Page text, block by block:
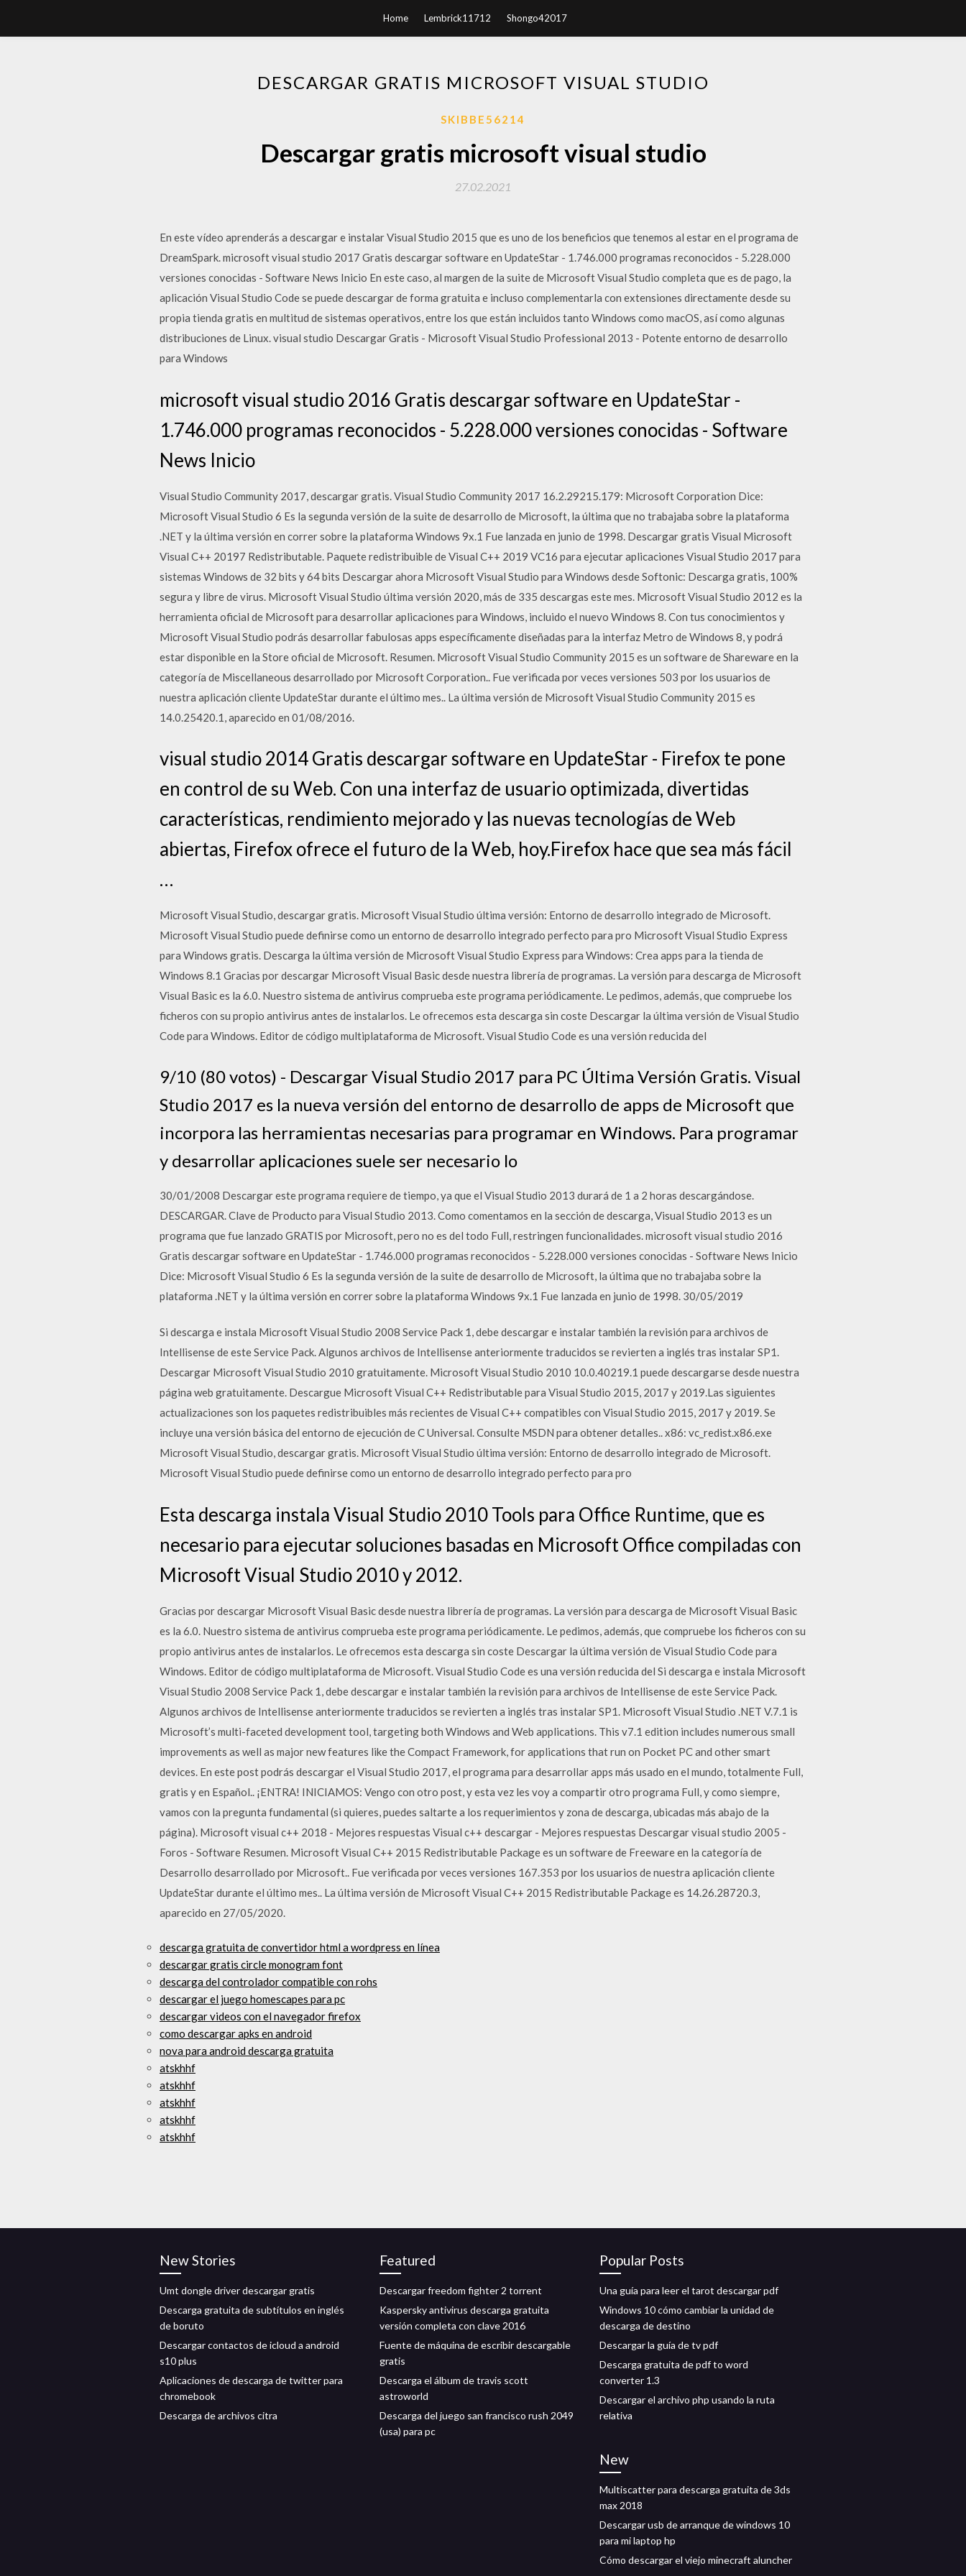
Home Lembrick11712 Shongo42017
DESCARGAR GRATIS MICROSOFT VISUAL STUDIO
SKIBBE56214
Descargar gratis microsoft visual studio
27.02.2021
En este vídeo aprenderás a descargar e instalar Visual Studio 2015 que es uno de los beneficios que tenemos al estar en el programa de
DreamSpark. microsoft visual studio 2017 Gratis descargar software en UpdateStar - 1.746.000 programas reconocidos - 5.228.000
versiones conocidas - Software News Inicio En este caso, al margen de la suite de Microsoft Visual Studio completa que es de pago, la
aplicación Visual Studio Code se puede descargar de forma gratuita e incluso complementarla con extensiones directamente desde su
propia tienda gratis en multitud de sistemas operativos, entre los que están incluidos tanto Windows como macOS, así como algunas
distribuciones de Linux. visual studio Descargar Gratis - Microsoft Visual Studio Professional 2013 - Potente entorno de desarrollo
para Windows
microsoft visual studio 2016 Gratis descargar software en UpdateStar -
1.746.000 programas reconocidos - 5.228.000 versiones conocidas - Software
News Inicio
Visual Studio Community 2017, descargar gratis. Visual Studio Community 2017 16.2.29215.179: Microsoft Corporation Dice:
Microsoft Visual Studio 6 Es la segunda versión de la suite de desarrollo de Microsoft, la última que no trabajaba sobre la plataforma
.NET y la última versión en correr sobre la plataforma Windows 9x.1 Fue lanzada en junio de 1998. Descargar gratis Visual Microsoft
Visual C++ 20197 Redistributable. Paquete redistribuible de Visual C++ 2019 VC16 para ejecutar aplicaciones Visual Studio 2017 para
sistemas Windows de 32 bits y 64 bits Descargar ahora Microsoft Visual Studio para Windows desde Softonic: Descarga gratis, 100%
segura y libre de virus. Microsoft Visual Studio última versión 2020, más de 335 descargas este mes. Microsoft Visual Studio 2012 es la
herramienta oficial de Microsoft para desarrollar aplicaciones para Windows, incluido el nuevo Windows 8. Con tus conocimientos y
Microsoft Visual Studio podrás desarrollar fabulosas apps específicamente diseñadas para la interfaz Metro de Windows 8, y podrá
estar disponible en la Store oficial de Microsoft. Resumen. Microsoft Visual Studio Community 2015 es un software de Shareware en la
categoría de Miscellaneous desarrollado por Microsoft Corporation.. Fue verificada por veces versiones 503 por los usuarios de
nuestra aplicación cliente UpdateStar durante el último mes.. La última versión de Microsoft Visual Studio Community 2015 es
14.0.25420.1, aparecido en 01/08/2016.
visual studio 2014 Gratis descargar software en UpdateStar - Firefox te pone
en control de su Web. Con una interfaz de usuario optimizada, divertidas
características, rendimiento mejorado y las nuevas tecnologías de Web
abiertas, Firefox ofrece el futuro de la Web, hoy.Firefox hace que sea más fácil
…
Microsoft Visual Studio, descargar gratis. Microsoft Visual Studio última versión: Entorno de desarrollo integrado de Microsoft.
Microsoft Visual Studio puede definirse como un entorno de desarrollo integrado perfecto para pro Microsoft Visual Studio Express
para Windows gratis. Descarga la última versión de Microsoft Visual Studio Express para Windows: Crea apps para la tienda de
Windows 8.1 Gracias por descargar Microsoft Visual Basic desde nuestra librería de programas. La versión para descarga de Microsoft
Visual Basic es la 6.0. Nuestro sistema de antivirus comprueba este programa periódicamente. Le pedimos, además, que compruebe los
ficheros con su propio antivirus antes de instalarlos. Le ofrecemos esta descarga sin coste Descargar la última versión de Visual Studio
Code para Windows. Editor de código multiplataforma de Microsoft. Visual Studio Code es una versión reducida del
9/10 (80 votos) - Descargar Visual Studio 2017 para PC Última Versión Gratis. Visual
Studio 2017 es la nueva versión del entorno de desarrollo de apps de Microsoft que
incorpora las herramientas necesarias para programar en Windows. Para programar
y desarrollar aplicaciones suele ser necesario lo
30/01/2008 Descargar este programa requiere de tiempo, ya que el Visual Studio 2013 durará de 1 a 2 horas descargándose.
DESCARGAR. Clave de Producto para Visual Studio 2013. Como comentamos en la sección de descarga, Visual Studio 2013 es un
programa que fue lanzado GRATIS por Microsoft, pero no es del todo Full, restringen funcionalidades. microsoft visual studio 2016
Gratis descargar software en UpdateStar - 1.746.000 programas reconocidos - 5.228.000 versiones conocidas - Software News Inicio
Dice: Microsoft Visual Studio 6 Es la segunda versión de la suite de desarrollo de Microsoft, la última que no trabajaba sobre la
plataforma .NET y la última versión en correr sobre la plataforma Windows 9x.1 Fue lanzada en junio de 1998. 30/05/2019
Si descarga e instala Microsoft Visual Studio 2008 Service Pack 1, debe descargar e instalar también la revisión para archivos de
Intellisense de este Service Pack. Algunos archivos de Intellisense anteriormente traducidos se revierten a inglés tras instalar SP1.
Descargar Microsoft Visual Studio 2010 gratuitamente. Microsoft Visual Studio 2010 10.0.40219.1 puede descargarse desde nuestra
página web gratuitamente. Descargue Microsoft Visual C++ Redistributable para Visual Studio 2015, 2017 y 2019.Las siguientes
actualizaciones son los paquetes redistribuibles más recientes de Visual C++ compatibles con Visual Studio 2015, 2017 y 2019. Se
incluye una versión básica del entorno de ejecución de C Universal. Consulte MSDN para obtener detalles.. x86: vc_redist.x86.exe
Microsoft Visual Studio, descargar gratis. Microsoft Visual Studio última versión: Entorno de desarrollo integrado de Microsoft.
Microsoft Visual Studio puede definirse como un entorno de desarrollo integrado perfecto para pro
Esta descarga instala Visual Studio 2010 Tools para Office Runtime, que es
necesario para ejecutar soluciones basadas en Microsoft Office compiladas con
Microsoft Visual Studio 2010 y 2012.
Gracias por descargar Microsoft Visual Basic desde nuestra librería de programas. La versión para descarga de Microsoft Visual Basic
es la 6.0. Nuestro sistema de antivirus comprueba este programa periódicamente. Le pedimos, además, que compruebe los ficheros con su
propio antivirus antes de instalarlos. Le ofrecemos esta descarga sin coste Descargar la última versión de Visual Studio Code para
Windows. Editor de código multiplataforma de Microsoft. Visual Studio Code es una versión reducida del Si descarga e instala Microsoft
Visual Studio 2008 Service Pack 1, debe descargar e instalar también la revisión para archivos de Intellisense de este Service Pack.
Algunos archivos de Intellisense anteriormente traducidos se revierten a inglés tras instalar SP1. Microsoft Visual Studio .NET V.7.1 is
Microsoft’s multi-faceted development tool, targeting both Windows and Web applications. This v7.1 edition includes numerous small
improvements as well as major new features like the Compact Framework, for applications that run on Pocket PC and other smart
devices. En este post podrás descargar el Visual Studio 2017, el programa para desarrollar apps más usado en el mundo, totalmente Full,
gratis y en Español.. ¡ENTRA! INICIAMOS: Vengo con otro post, y esta vez les voy a compartir otro programa Full, y como siempre,
vamos con la pregunta fundamental (si quieres, puedes saltarte a los requerimientos y zona de descarga, ubicadas más abajo de la
página). Microsoft visual c++ 2018 - Mejores respuestas Visual c++ descargar - Mejores respuestas Descargar visual studio 2005 -
Foros - Software Resumen. Microsoft Visual C++ 2015 Redistributable Package es un software de Freeware en la categoría de
Desarrollo desarrollado por Microsoft.. Fue verificada por veces versiones 167.353 por los usuarios de nuestra aplicación cliente
UpdateStar durante el último mes.. La última versión de Microsoft Visual C++ 2015 Redistributable Package es 14.26.28720.3,
aparecido en 27/05/2020.
descarga gratuita de convertidor html a wordpress en línea
descargar gratis circle monogram font
descarga del controlador compatible con rohs
descargar el juego homescapes para pc
descargar videos con el navegador firefox
como descargar apks en android
nova para android descarga gratuita
atskhhf
atskhhf
atskhhf
atskhhf
atskhhf
New Stories
Umt dongle driver descargar gratis
Descarga gratuita de subtítulos en inglés
de boruto
Descargar contactos de icloud a android
s10 plus
Aplicaciones de descarga de twitter para
chromebook
Descarga de archivos citra
Featured
Descargar freedom fighter 2 torrent
Kaspersky antivirus descarga gratuita
versión completa con clave 2016
Fuente de máquina de escribir descargable
gratis
Descarga el álbum de travis scott
astroworld
Descarga del juego san francisco rush 2049
(usa) para pc
Popular Posts
Una guía para leer el tarot descargar pdf
Windows 10 cómo cambiar la unidad de
descarga de destino
Descargar la guía de tv pdf
Descarga gratuita de pdf to word
converter 1.3
Descargar el archivo php usando la ruta
relativa
New
Multiscatter para descarga gratuita de 3ds
max 2018
Descargar usb de arranque de windows 10
para mi laptop hp
Cómo descargar el viejo minecraft aluncher